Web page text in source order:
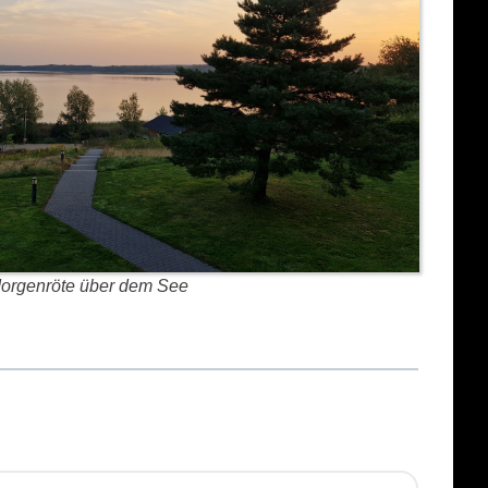
über dem See